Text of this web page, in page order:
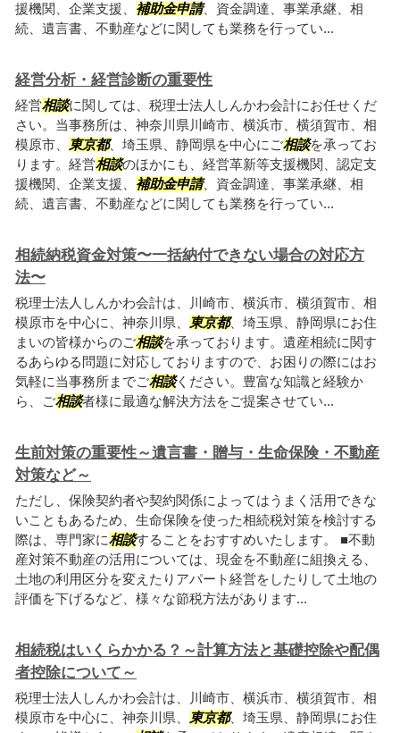
援機関、企業支援、 補助金申請、資金調達、事業承継、相
続、遺言書、不動産などに関しても業務を行ってい...
経営分析・経営診断の重要性
経営相談に関しては、税理士法人しんかわ会計にお任せくだ
さい。当事務所は、神奈川県川崎市、横浜市、横須賀市、相
模原市、
東京都、埼玉県、静岡県を中心にご相談を承ってお
ります。経営相談のほかにも、経営革新等支援機関、認定支
援機関、企業支援、 補助金申請、資金調達、事業承継、相
続、遺言書、不動産などに関しても業務を行ってい...
相続納税資金対策〜一括納付できない場合の対応方
法〜
税理士法人しんかわ会計は、川崎市、横浜市、横須賀市、相
模原市を中心に、神奈川県、
東京都、埼玉県、静岡県にお住
まいの皆様からのご相談を承っております。遺産相続に関す
るあらゆる問題に対応しておりますので、お困りの際にはお
気軽に当事務所までご相談ください。豊富な知識と経験か
ら、ご相談者様に最適な解決方法をご提案させてい...
生前対策の重要性～遺言書・贈与・生命保険・不動産
対策など～
ただし、保険契約者や契約関係によってはうまく活用できな
いこともあるため、生命保険を使った相続税対策を検討する
際は、専門家に相談することをおすすめいたします。 ■不動
産対策不動産の活用については、現金を不動産に組換える、
土地の利用区分を変えたりアパート経営をしたりして土地の
評価を下げるなど、様々な節税方法があります...
相続税はいくらかかる？～計算方法と基礎控除や配偶
者控除について～
税理士法人しんかわ会計は、川崎市、横浜市、横須賀市、相
模原市を中心に、神奈川県、
東京都、埼玉県、静岡県にお住